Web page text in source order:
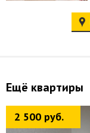
Ещё квартиры
2 500 руб.